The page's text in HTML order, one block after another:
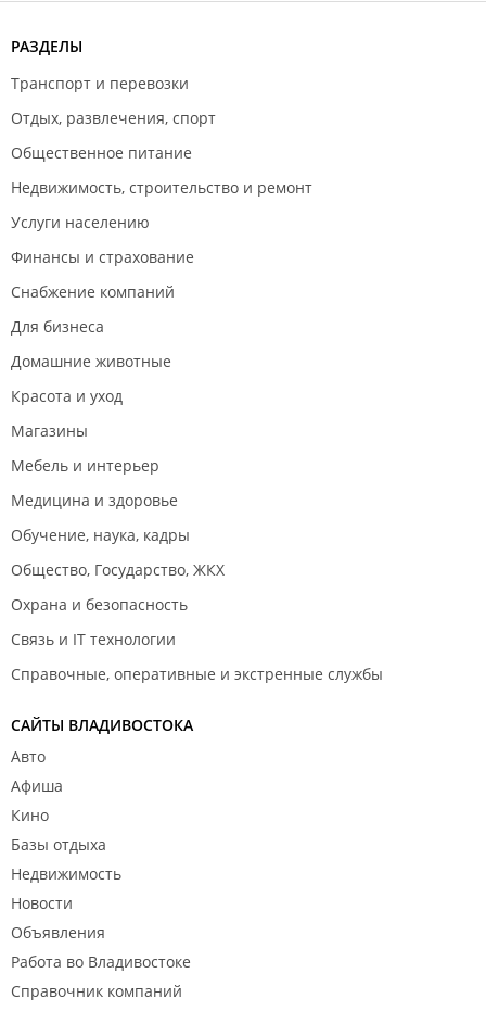
РАЗДЕЛЫ
Транспорт и перевозки
Отдых, развлечения, спорт
Общественное питание
Недвижимость, строительство и ремонт
Услуги населению
Финансы и страхование
Снабжение компаний
Для бизнеса
Домашние животные
Красота и уход
Магазины
Мебель и интерьер
Медицина и здоровье
Обучение, наука, кадры
Общество, Государство, ЖКХ
Охрана и безопасность
Связь и IT технологии
Справочные, оперативные и экстренные службы
САЙТЫ ВЛАДИВОСТОКА
Авто
Афиша
Кино
Базы отдыха
Недвижимость
Новости
Объявления
Работа во Владивостоке
Справочник компаний